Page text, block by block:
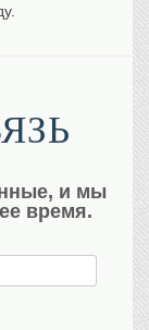
и мы
время.